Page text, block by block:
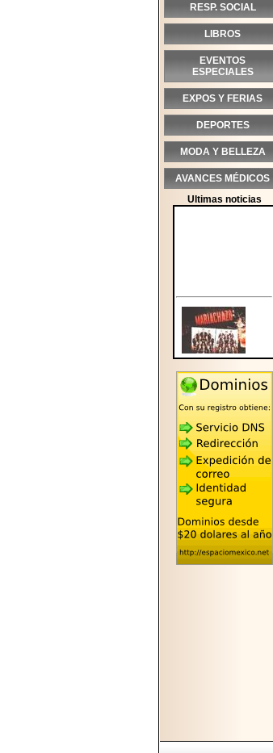
RESP. SOCIAL
LIBROS
EVENTOS
ESPECIALES
EXPOS Y FERIAS
DEPORTES
MODA Y BELLEZA
AVANCES MÉDICOS
Ultimas noticias
2026-05-25
"MARIACHAZO"
LEYENDAS
MARIACHI VARGAS
Y NUEVO
TECALITLÁN EN LA
ARENA CDMX.
2025-10-16